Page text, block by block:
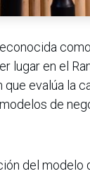
lugar en el
evalúa la
de
del modelo